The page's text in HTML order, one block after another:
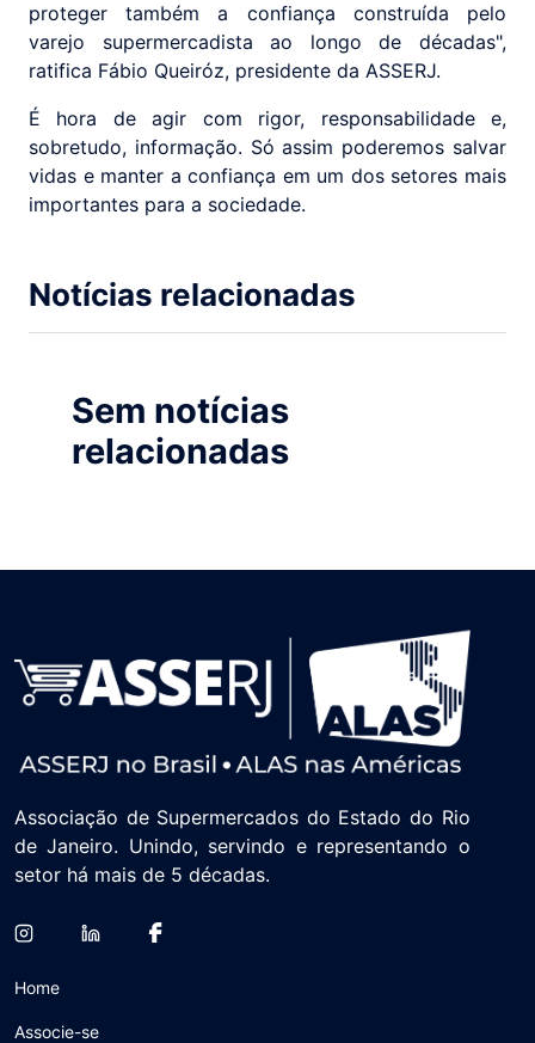
proteger também a confiança construída pelo
varejo supermercadista ao longo de décadas",
ratifica Fábio Queiróz, presidente da ASSERJ.
É hora de agir com rigor, responsabilidade e,
sobretudo, informação. Só assim poderemos salvar
vidas e manter a confiança em um dos setores mais
importantes para a sociedade.
Notícias relacionadas
Sem notícias
relacionadas
Associação de Supermercados do Estado do Rio
de Janeiro. Unindo, servindo e representando o
setor há mais de 5 décadas.
Home
Associe-se